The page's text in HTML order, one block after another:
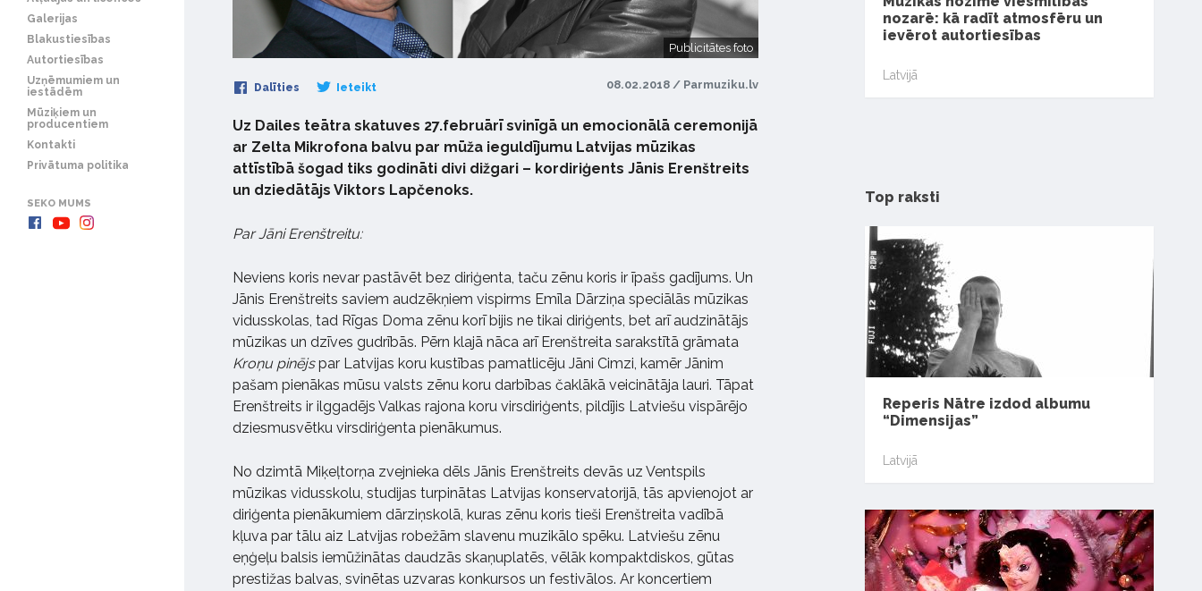
Galerijas
Blakustiesības
Autortiesības
Uzņēmumiem un
iestādēm
Mūziķiem un
producentiem
Kontakti
Privātuma politika
SEKO MUMS
Publicitātes foto
Dalīties Ieteikt 08.02.2018 / Parmuziku.lv
Uz Dailes teātra skatuves 27.februārī svinīgā un emocionālā ceremonijā
ar Zelta Mikrofona balvu par mūža ieguldījumu Latvijas mūzikas
attīstībā šogad tiks godināti divi dižgari – kordiriģents Jānis Erenštreits
un dziedātājs Viktors Lapčenoks.
Par Jāni Erenštreitu:
Neviens koris nevar pastāvēt bez diriģenta, taču zēnu koris ir īpašs gadījums. Un
Jānis Erenštreits saviem audzēkņiem vispirms Emīla Dārziņa speciālās mūzikas
vidusskolas, tad Rīgas Doma zēnu korī bijis ne tikai diriģents, bet arī audzinātājs
mūzikas un dzīves gudrībās. Pērn klajā nāca arī Erenštreita sarakstītā grāmata
Kroņu pinējspar Latvijas koru kustības pamatlicēju Jāni Cimzi, kamēr Jānim
pašam pienākas mūsu valsts zēnu koru darbības čaklākā veicinātāja lauri. Tāpat
Erenštreits ir ilggadējs Valkas rajona koru virsdiriģents, pildījis Latviešu vispārējo
dziesmusvētku virsdiriģenta pienākumus.
No dzimtā Miķeļtorņa zvejnieka dēls Jānis Erenštreits devās uz Ventspils
mūzikas vidusskolu, studijas turpinātas Latvijas konservatorijā, tās apvienojot ar
diriģenta pienākumiem dārziņskolā, kuras zēnu koris tieši Erenštreita vadībā
kļuva par tālu aiz Latvijas robežām slavenu muzikālo spēku. Latviešu zēnu
eņģeļu balsis iemūžinātas daudzās skaņuplatēs, vēlāk kompaktdiskos, gūtas
prestižas balvas, svinētas uzvaras konkursos un festivālos. Ar koncertiem
nozarē: kā radīt atmosfēru un
ievērot autortiesības
Latvijā
Top raksti
Reperis Nātre izdod albumu
“Dimensijas”
Latvijā